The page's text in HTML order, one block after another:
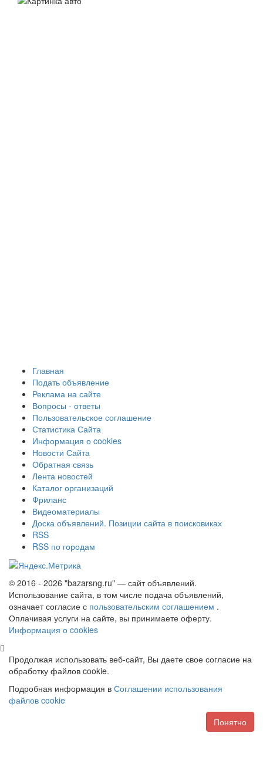
Главная
Подать объявление
Реклама на сайте
Вопросы - ответы
Пользовательское соглашение
Статистика Сайта
Информация о cookies
Новости Сайта
Обратная связь
Лента новостей
Каталог организаций
Фриланс
Видеоматериалы
Доска объявлений. Позиции сайта в поисковиках
RSS
RSS по городам
© 2016 - 2026 "bazarsng.ru" — сайт объявлений.
Использование сайта, в том числе подача объявлений,
означает согласие с пользовательским соглашением .
Оплачивая услуги на сайте, вы принимаете оферту.
Информация о cookies
Продолжая использовать веб-сайт, Вы даете свое согласие на
обработку файлов cookie.
Подробная информация в Соглашении использования
файлов cookie
Понятно